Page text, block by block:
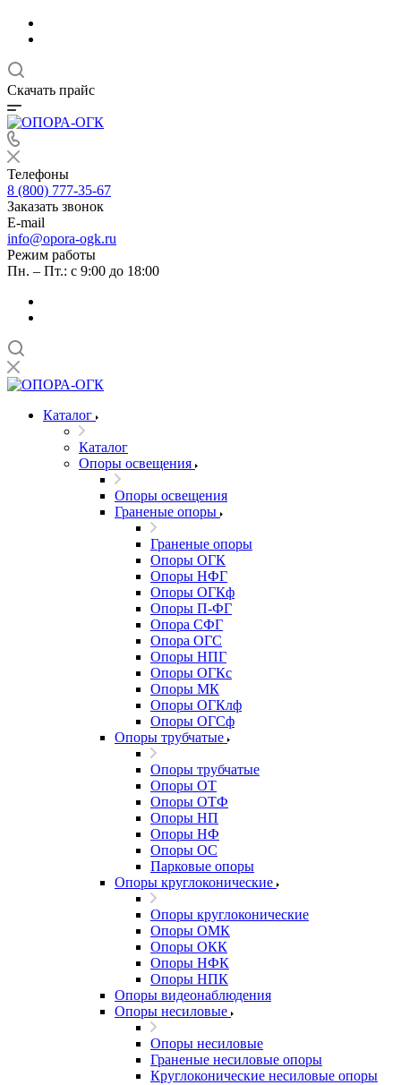
Скачать прайс
Телефоны
8 (800) 777-35-67
Заказать звонок
E-mail
info@opora-ogk.ru
Режим работы
Пн. – Пт.: с 9:00 до 18:00
Каталог
Каталог
Опоры освещения
Опоры освещения
Граненые опоры
Граненые опоры
Опоры ОГК
Опоры НФГ
Опоры ОГКф
Опоры П-ФГ
Опора СФГ
Опора ОГС
Опоры НПГ
Опоры ОГКс
Опоры МК
Опоры ОГКлф
Опоры ОГСф
Опоры трубчатые
Опоры трубчатые
Опоры ОТ
Опоры ОТФ
Опоры НП
Опоры НФ
Опоры ОС
Парковые опоры
Опоры круглоконические
Опоры круглоконические
Опоры ОМК
Опоры ОКК
Опоры НФК
Опоры НПК
Опоры видеонаблюдения
Опоры несиловые
Опоры несиловые
Граненые несиловые опоры
Круглоконические несиловые опоры